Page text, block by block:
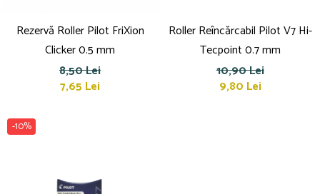
Rezervă Roller Pilot FriXion
Clicker 0.5 mm
8,50 Lei
7,65 Lei
Roller Reîncărcabil Pilot V7 Hi-
Tecpoint 0.7 mm
10,90 Lei
9,80 Lei
-10%